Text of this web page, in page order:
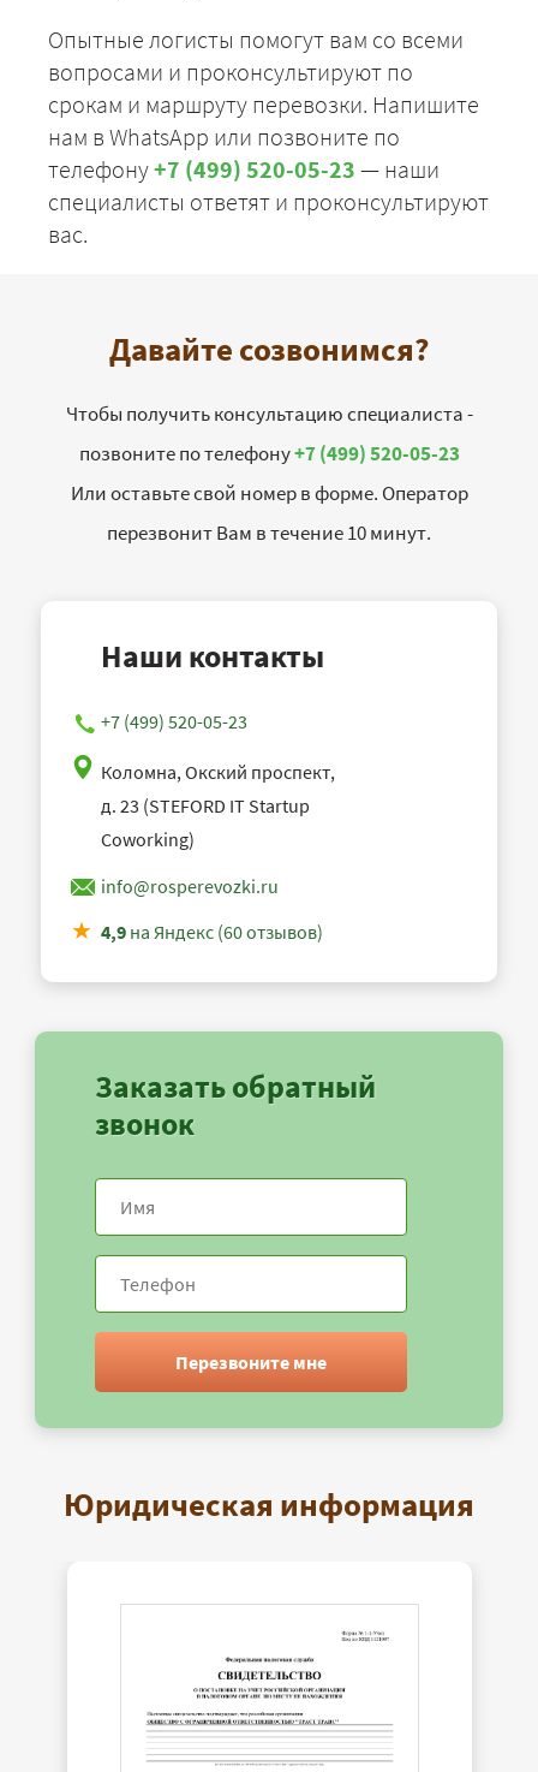
Опытные логисты помогут вам со всеми
вопросами и проконсультируют по
срокам и маршруту перевозки. Напишите
нам в WhatsApp или позвоните по
телефону+7 (499) 520-05-23 — наши
специалисты ответят и проконсультируют
вас.
Давайте созвонимся?
Чтобы получить консультацию специалиста -
позвоните по телефону+7 (499) 520-05-23
Или оставьте свой номер в форме. Оператор
перезвонит Вам в течение 10 минут.
Наши контакты
+7 (499) 520-05-23
Коломна, Окский проспект,
д. 23 (STEFORD IT Startup
Coworking)
info@rosperevozki.ru
4,9 на Яндекс (60 отзывов)
Заказать обратный
звонок
Перезвоните мне
Юридическая информация